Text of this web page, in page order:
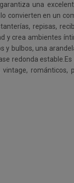
una
lo convierten en un
repisas,
y crea ambientes
y bulbos, una
redonda
románticos,